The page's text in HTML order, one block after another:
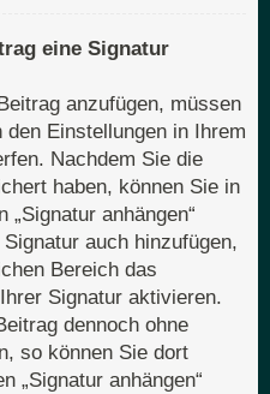
eine Signatur
anzufügen, müssen
Einstellungen in Ihrem
Nachdem Sie die
haben, können Sie in
anhängen“
auch hinzufügen,
Bereich das
Signatur aktivieren.
dennoch ohne
so können Sie dort
„Signatur anhängen“